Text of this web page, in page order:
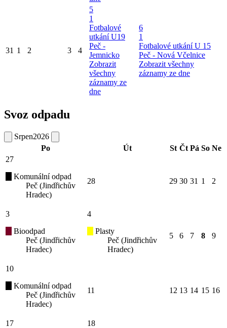
31 1 2 3 4
5
1
Fotbalové
utkání U19
Peč -
Jemnicko
Zobrazit
všechny
záznamy ze
dne
6
1
Fotbalové utkání U 15
Peč - Nová Včelnice
Zobrazit všechny
záznamy ze dne
Svoz odpadu
Srpen2026
Po
Út St Čt Pá So Ne
27
Komunální odpad
Peč (Jindřichův
Hradec)
28 29 30 31 1 2
3
Bioodpad
Peč (Jindřichův
Hradec)
4
Plasty
Peč (Jindřichův
Hradec)
5 6 7 8 9
10
Komunální odpad
Peč (Jindřichův
Hradec)
11 12 13 14 15 16
17
18